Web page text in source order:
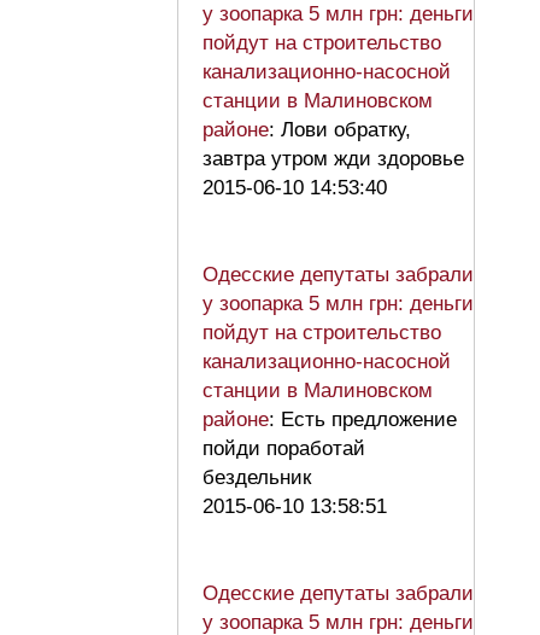
у зоопарка 5 млн грн: деньги
пойдут на строительство
канализационно-насосной
станции в Малиновском
районе: Лови обратку,
завтра утром жди здоровье
2015-06-10 14:53:40
Одесские депутаты забрали
у зоопарка 5 млн грн: деньги
пойдут на строительство
канализационно-насосной
станции в Малиновском
районе: Есть предложение
пойди поработай
бездельник
2015-06-10 13:58:51
Одесские депутаты забрали
у зоопарка 5 млн грн: деньги